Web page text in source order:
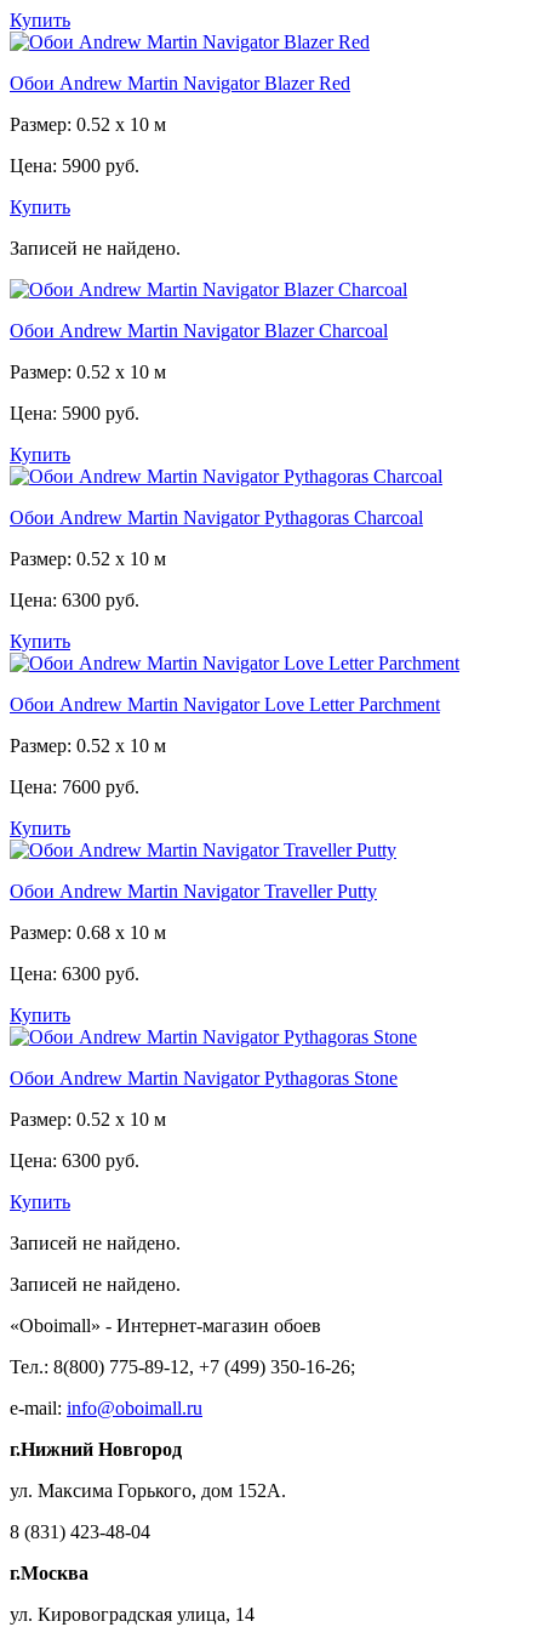
Купить
Обои Andrew Martin Navigator Blazer Red
Размер: 0.52 x 10 м
Цена: 5900 руб.
Купить
Записей не найдено.
Обои Andrew Martin Navigator Blazer Charcoal
Размер: 0.52 x 10 м
Цена: 5900 руб.
Купить
Обои Andrew Martin Navigator Pythagoras Charcoal
Размер: 0.52 x 10 м
Цена: 6300 руб.
Купить
Обои Andrew Martin Navigator Love Letter Parchment
Размер: 0.52 x 10 м
Цена: 7600 руб.
Купить
Обои Andrew Martin Navigator Traveller Putty
Размер: 0.68 x 10 м
Цена: 6300 руб.
Купить
Обои Andrew Martin Navigator Pythagoras Stone
Размер: 0.52 x 10 м
Цена: 6300 руб.
Купить
Записей не найдено.
Записей не найдено.
«Oboimall» - Интернет-магазин обоев
Тел.: 8(800) 775-89-12, +7 (499) 350-16-26;
e-mail: info@oboimall.ru
г.Нижний Новгород
ул. Максима Горького, дом 152А.
8 (831) 423-48-04
г.Москва
ул. Кировоградская улица, 14